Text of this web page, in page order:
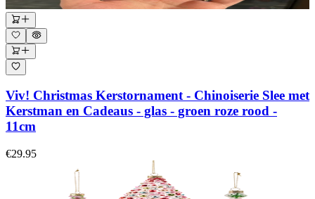
Viv! Christmas Kerstornament - Chinoiserie Slee met
Kerstman en Cadeaus - glas - groen roze rood -
11cm
€29.95